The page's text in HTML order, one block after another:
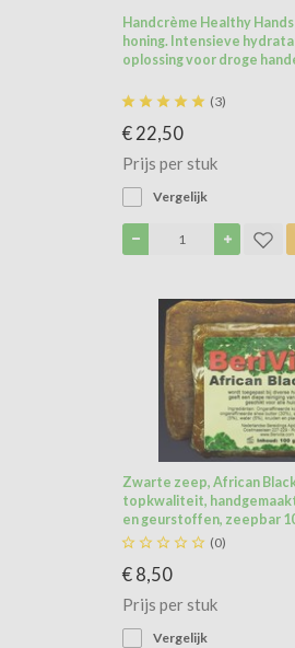
Handcrème Healthy
honing. Intensieve
oplossing voor droge
     (3)
€ 22,50
Prijs per stuk
Vergelijk
Zwarte zeep, African
topkwaliteit,
en geurstoffen, zeepbar
     (0)
€ 8,50
Prijs per stuk
Vergelijk